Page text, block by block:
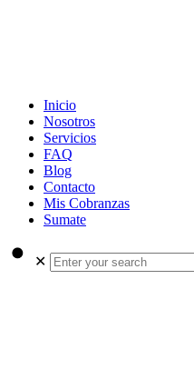
Inicio
Nosotros
Servicios
FAQ
Blog
Contacto
Mis Cobranzas
Sumate
✕